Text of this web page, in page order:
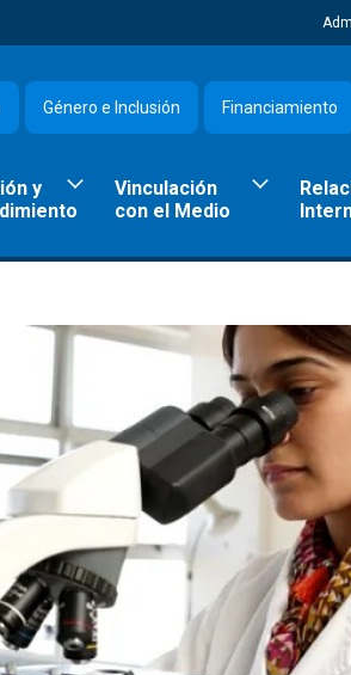
Género e Inclusión Financiamiento
y
Vinculación
con el Medio